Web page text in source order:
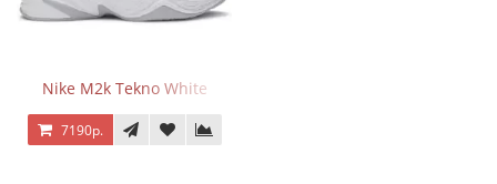
Nike M2k Tekno White
7190р.